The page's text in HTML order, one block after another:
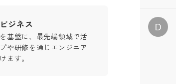
ジネス
基盤に、最先端領域で活
や研修を通じエンジニア
ます。
D